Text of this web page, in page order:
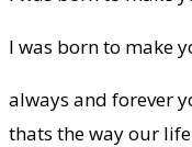
I was born to make
always and forever
thats the way our